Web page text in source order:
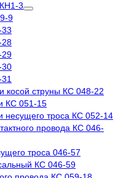
3
9
косой струны КС 048-22
КС 051-15
несущего троса КС 052-14
провода КС 046-
троса 046-57
КС 046-59